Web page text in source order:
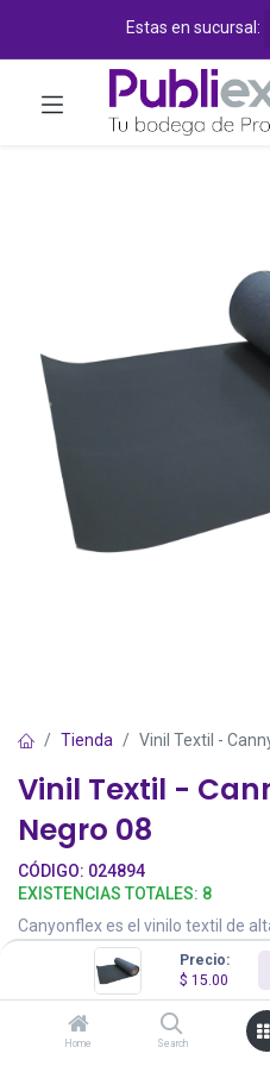
Precio:
$ 15.00
Home Search
Estas en sucursal:
Tienda Vinil Textil -
Vinil Textil -
Negro 08
CÓDIGO: 024894
EXISTENCIAS TOTALES: 8
Canyonflex es el vinilo textil de
Tiene un espesor de 800 micras
suave. 100% PU es ecológico y
estándar (algodón/poliéster/
pela con facilidad.
50 cm de ancho por metro lineal.